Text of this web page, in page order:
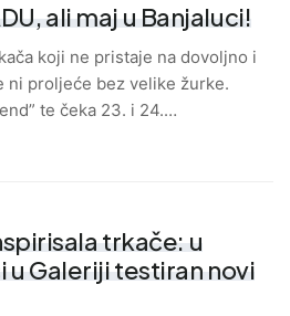
ali maj u Banjaluci!
koji ne pristaje na dovoljno i
ni proljeće bez velike žurke.
te čeka 23. i 24.…
trkače: u
u Galeriji testiran novi